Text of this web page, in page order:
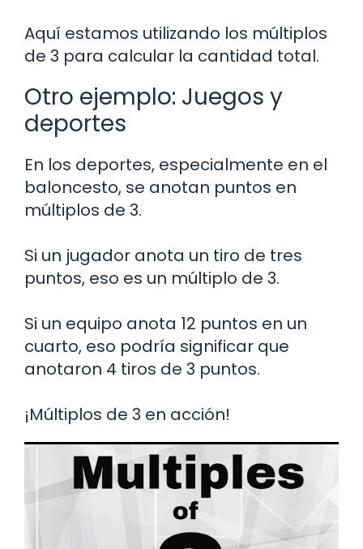
Aquí estamos utilizando los múltiplos
de 3 para calcular la cantidad total.
Otro ejemplo: Juegos y
deportes
En los deportes, especialmente en el
baloncesto, se anotan puntos en
múltiplos de 3.
Si un jugador anota un tiro de tres
puntos, eso es un múltiplo de 3.
Si un equipo anota 12 puntos en un
cuarto, eso podría significar que
anotaron 4 tiros de 3 puntos.
¡Múltiplos de 3 en acción!